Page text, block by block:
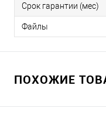
Срок гарантии (мес)
Файлы
ПОХОЖИЕ